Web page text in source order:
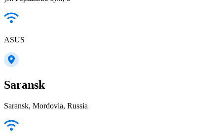
ASUS
Saransk
Saransk, Mordovia, Russia